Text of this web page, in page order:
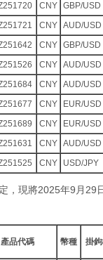
CNY GBP/USD
CNY AUD/USD
CNY GBP/USD
CNY AUD/USD
CNY AUD/USD
CNY EUR/USD
CNY EUR/USD
CNY AUD/USD
CNY USD/JPY
，現將2025年9月29
產品代碼 幣種 掛